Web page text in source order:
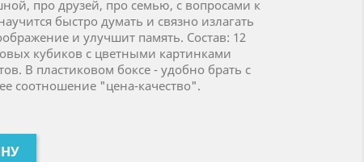
про друзей, про семью, с вопросами к
быстро думать и связно излагать
и улучшит память. Состав: 12
кубиков с цветными картинками
В пластиковом боксе - удобно брать с
соотношение "цена-качество".